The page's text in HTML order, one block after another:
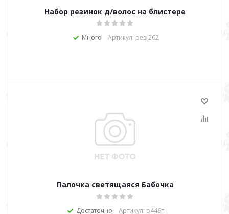
Набор резинок д/волос на блистере
Много Артикул: рез-262
Палочка светящаяся Бабочка
Достаточно Артикул: р446п